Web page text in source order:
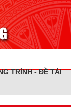
TRÌNH - ĐỀ TÀI